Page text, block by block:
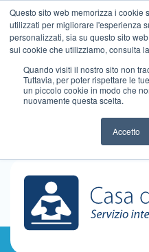
Questo sito web memorizza i cookie
utilizzati per migliorare l'esperienza
personalizzati, sia su questo sito
sui cookie che utilizziamo, consulta
Quando visiti il ​​nostro sito non
Tuttavia, per poter rispettare le
un piccolo cookie in modo che
nuovamente questa scelta.
Accetto